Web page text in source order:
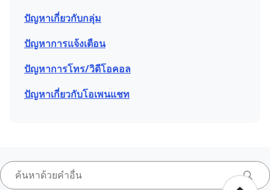
ปัญหาเกี่ยวกับกลุ่ม
ปัญหาการแจ้งเตือน
ปัญหาการโทร/วิดีโอคอล
ปัญหาเกี่ยวกับโอเพนแชท